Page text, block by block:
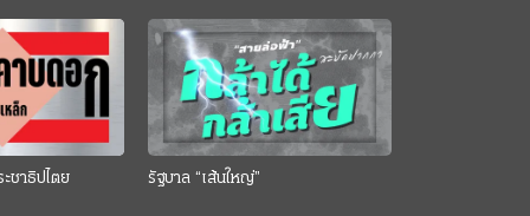
ชาธิปไตย รัฐบาล “เส้นใหญ่”